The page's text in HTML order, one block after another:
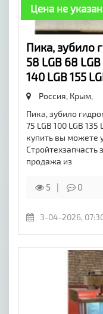
Цена не
Пика, зубило
58 LGB 68 LGB
140 LGB 155
Россия, Крым,
Пика, зубило
75 LGB 100 LGB 135
купить вы можете
Стройтехзапчасть
продажа из
5 0
3-04-2026,